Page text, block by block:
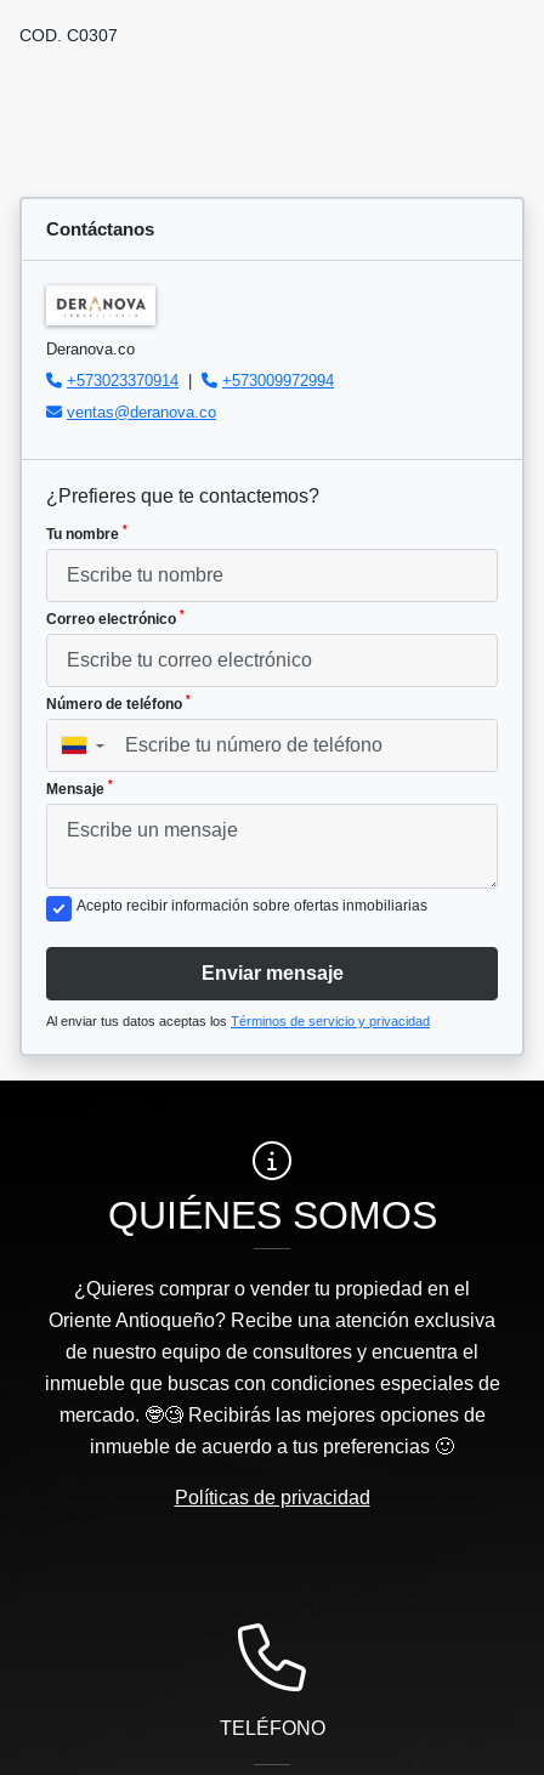
COD. C0307
Contáctanos
Deranova.co
+573023370914 |
+573009972994
ventas@deranova.co
¿Prefieres que te contactemos?
Tu nombre *
Correo electrónico *
Número de teléfono *
▼
Mensaje *
Acepto recibir información sobre ofertas inmobiliarias
Enviar mensaje
Al enviar tus datos aceptas los Términos de servicio y privacidad
QUIÉNES SOMOS
¿Quieres comprar o vender tu propiedad en el
Oriente Antioqueño? Recibe una atención exclusiva
de nuestro equipo de consultores y encuentra el
inmueble que buscas con condiciones especiales de
mercado. 🤓🧐 Recibirás las mejores opciones de
inmueble de acuerdo a tus preferencias 🙂
Políticas de privacidad
TELÉFONO